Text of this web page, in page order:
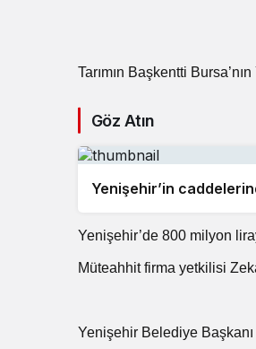
Tarımın Başkentti
Göz Atın
Yenişehir’in
Yenişehir’de 800 milyon
Müteahhit firma yetkilisi
Yenişehir Belediye Başkanı